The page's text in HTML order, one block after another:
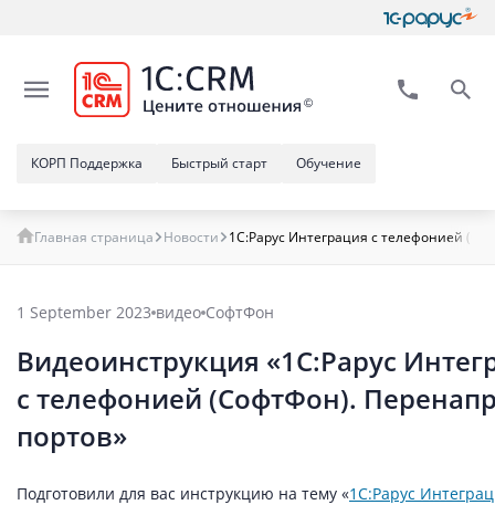
Обучение
Быстрый старт
КОРП Поддержка
Главная страница Новости 1C:Рарус Интеграция с телефонией
1 September 2023 видео СофтФон
Видеоинструкция «1C:Рарус
с телефонией (СофтФон).
портов»
Подготовили для вас инструкцию на тему «1C:Рарус